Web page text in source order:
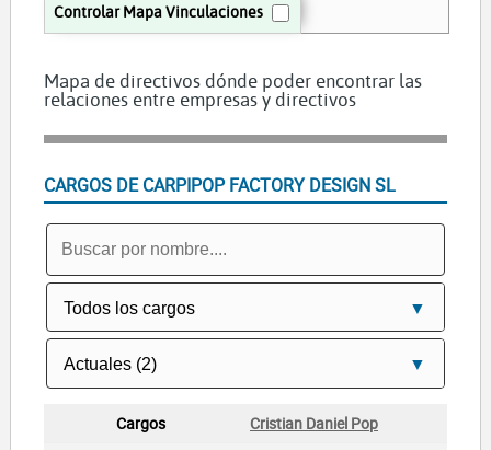
Controlar Mapa Vinculaciones
Mapa de directivos dónde poder encontrar las
relaciones entre empresas y directivos
CARGOS DE CARPIPOP FACTORY DESIGN SL
Cristian Daniel Pop